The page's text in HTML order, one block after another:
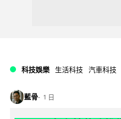
科技娛樂 生活科技 汽車科技
藍骨 1 日